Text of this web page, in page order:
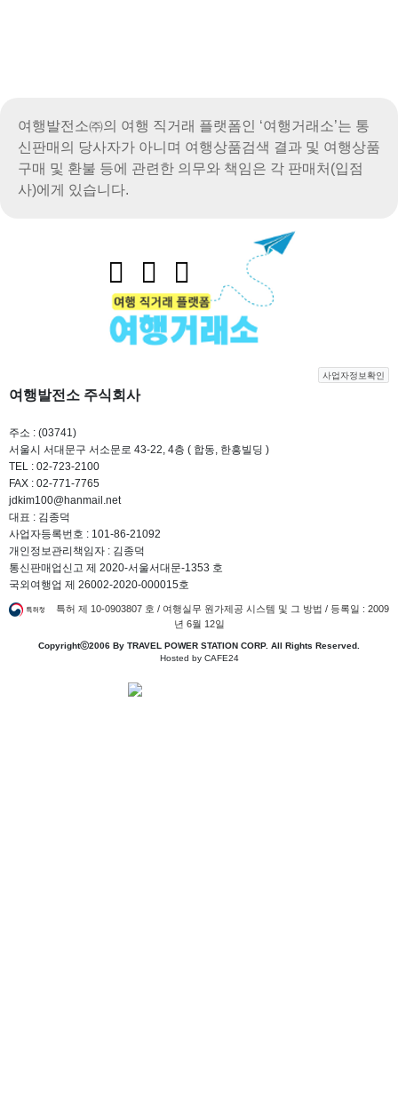
여행발전소㈜의 여행 직거래 플랫폼인 ‘여행거래소’는 통
신판매의 당사자가 아니며 여행상품검색 결과 및 여행상품
구매 및 환불 등에 관련한 의무와 책임은 각 판매처(입점
사)에게 있습니다.
여행발전소 주식회사
사업자정보확인
주소 : (03741)
서울시 서대문구 서소문로 43-22, 4층 ( 합동, 한흥빌딩 )
TEL : 02-723-2100
FAX : 02-771-7765
jdkim100@hanmail.net
대표 : 김종덕
사업자등록번호 : 101-86-21092
개인정보관리책임자 : 김종덕
통신판매업신고 제 2020-서울서대문-1353 호
국외여행업 제 26002-2020-000015호
특허 제 10-0903807 호 / 여행실무 원가제공 시스템 및 그 방법 / 등록일 : 2009
년 6월 12일
Copyrightⓒ2006 By TRAVEL POWER STATION CORP. All Rights Reserved.
Hosted by CAFE24